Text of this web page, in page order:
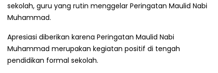
sekolah, guru yang rutin menggelar Peringatan Maulid Nabi
Muhammad.
Apresiasi diberikan karena Peringatan Maulid Nabi
Muhammad merupakan kegiatan positif di tengah
pendidikan formal sekolah.